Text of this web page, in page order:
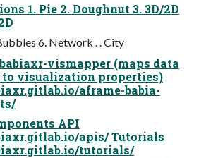
1. Pie 2. Doughnut 3. 3D/2D
6. Network . . City
vismapper (maps data
to visualization properties)
aframe-babia-
API
apis/ Tutorials
tutorials/